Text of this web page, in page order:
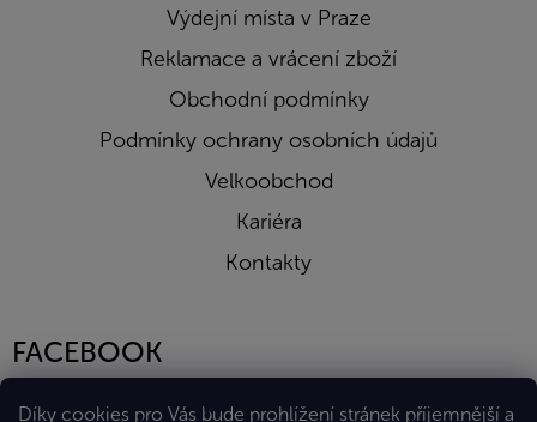
Díky cookies pro Vás bude prohlížení stránek příjemnější a
Výdejní místa v Praze
Reklamace a vrácení zboží
Obchodní podmínky
Podmínky ochrany osobních údajů
Velkoobchod
Kariéra
Kontakty
FACEBOOK